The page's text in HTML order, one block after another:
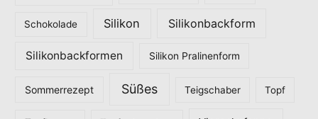
Schokolade Silikon Silikonbackform
Silikonbackformen Silikon Pralinenform
Sommerrezept Süßes Teigschaber Topf